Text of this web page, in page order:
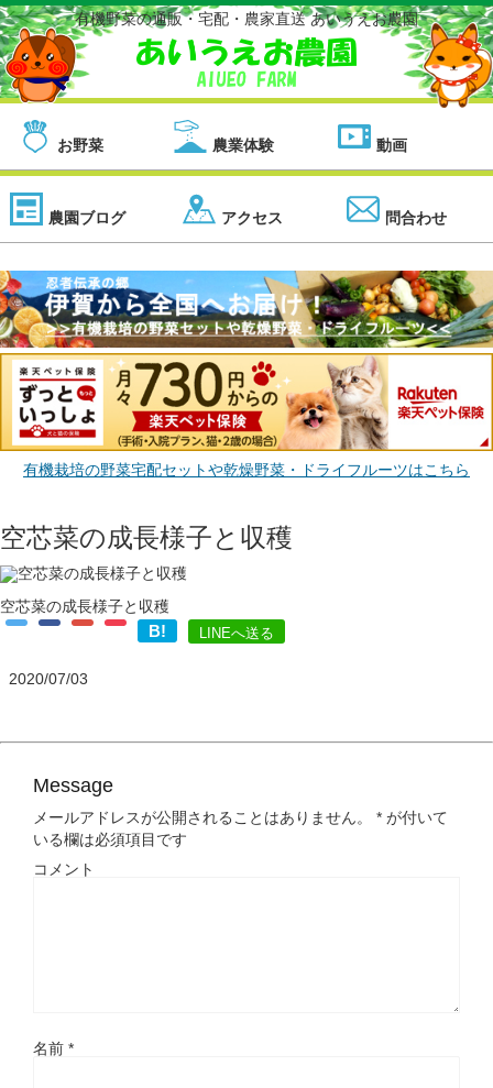
有機野菜の通販・宅配・農家直送 あいうえお農園
お野菜 農業体験 動画
農園ブログ アクセス 問合わせ
有機栽培の野菜宅配セットや乾燥野菜・ドライフルーツはこちら
空芯菜の成長様子と収穫
空芯菜の成長様子と収穫
B! LINEへ送る
2020/07/03
Message
メールアドレスが公開されることはありません。 * が付いて
いる欄は必須項目です
コメント
名前 *